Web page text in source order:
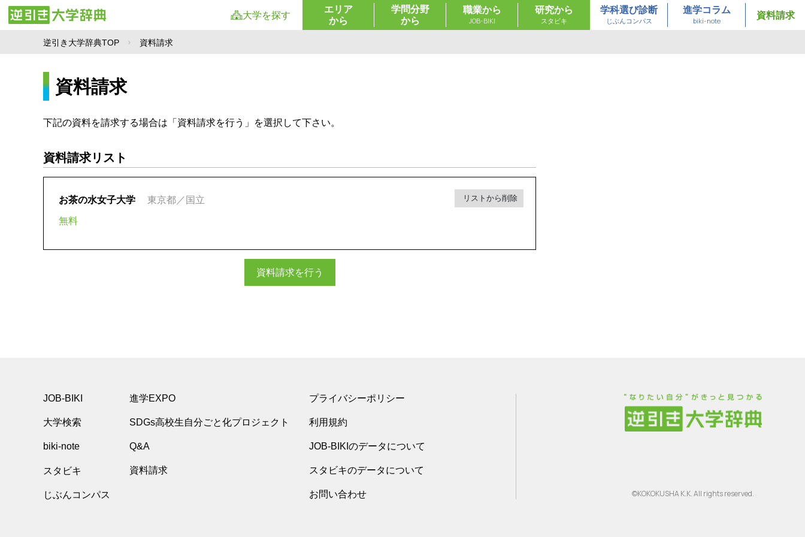
大学を探す
エリア
から
学問分野
から
職業から
JOB-BIKI
研究から
スタビキ
学科選び診断
じぶんコンパス
進学コラム
biki-note
資料請求
逆引き大学辞典TOP 資料請求
資料請求
下記の資料を請求する場合は「資料請求を行う」を選択して下さい。
資料請求リスト
お茶の水女子大学 東京都／国立
無料
リストから削除
資料請求を行う
JOB-BIKI
大学検索
biki-note
スタビキ
じぶんコンパス
進学EXPO
SDGs高校生自分ごと化プロジェクト
Q&A
資料請求
プライバシーポリシー
利用規約
JOB-BIKIのデータについて
スタビキのデータについて
お問い合わせ ©KOKOKUSHA K.K. All rights reserved.